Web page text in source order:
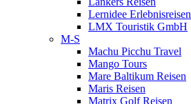
Lernidee Erlebnisreisen
LMX Touristik GmbH
M-S
Machu Picchu Travel
Mango Tours
Mare Baltikum Reisen
Maris Reisen
Matrix Golf Reisen